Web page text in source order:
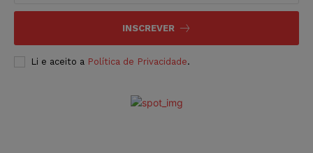
INSCREVER
Li e aceito a Política de Privacidade.